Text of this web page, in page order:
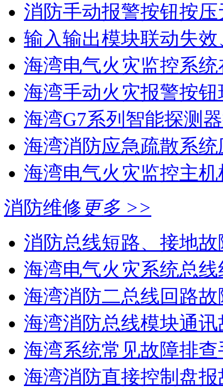
消防手动报警按钮按
输入输出模块联动失
海湾电气火灾监控系统
海湾手动火灾报警按钮
海湾G7系列智能探测
海湾消防应急疏散系统
海湾电气火灾监控主
消防维修 更多 >>
消防总线短路、接地故
海湾电气火灾系统总线
海湾消防二总线回路故
海湾消防总线模块通讯
海湾系统常见故障排
海湾消防直接控制盘报